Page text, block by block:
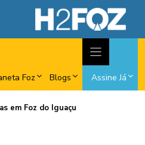
Foz Blogs Assine Já
em Foz do Iguaçu